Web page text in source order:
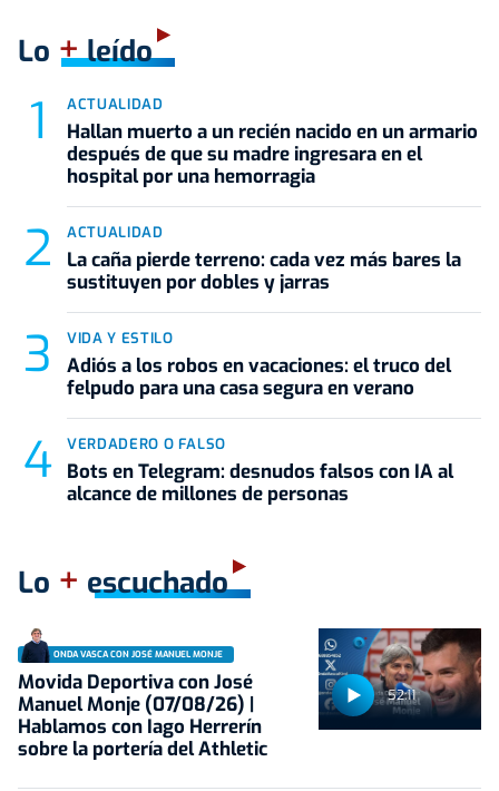
Lo +leído
ACTUALIDAD
Hallan muerto a un recién nacido en un armario
después de que su madre ingresara en el
hospital por una hemorragia
ACTUALIDAD
La caña pierde terreno: cada vez más bares la
sustituyen por dobles y jarras
VIDA Y ESTILO
Adiós a los robos en vacaciones: el truco del
felpudo para una casa segura en verano
VERDADERO O FALSO
Bots en Telegram: desnudos falsos con IA al
alcance de millones de personas
Lo + escuchado
52:11
ONDA VASCA CON JOSÉ MANUEL MONJE
Movida Deportiva con José
Manuel Monje (07/08/26) |
Hablamos con Iago Herrerín
sobre la portería del Athletic